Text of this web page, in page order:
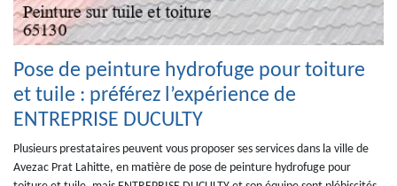
Pose de peinture hydrofuge pour toiture
et tuile : préférez l’expérience de
ENTREPRISE DUCULTY
Plusieurs prestataires peuvent vous proposer ses services dans la ville de
Avezac Prat Lahitte, en matière de pose de peinture hydrofuge pour